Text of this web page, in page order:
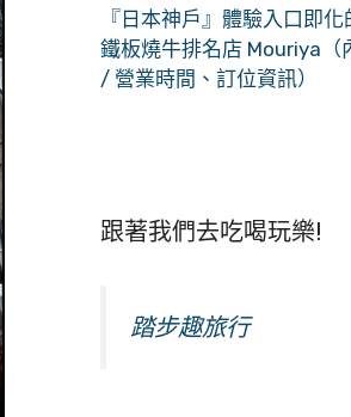
『日本神戶』體驗入口即化
鐵板燒牛排名店 Mouriya（
/ 營業時間、訂位資訊）
跟著我們去吃喝玩樂!
踏步趣旅行